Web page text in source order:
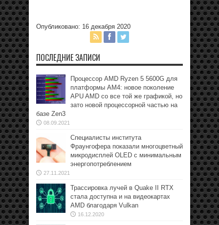
Опубликовано: 16 декабря 2020
ПОСЛЕДНИЕ ЗАПИСИ
Процессор AMD Ryzen 5 5600G для
платформы АМ4: новое поколение
APU AMD со все той же графикой, но
зато новой процессорной частью на
базе Zen3
08.09.2021
Специалисты института
Фраунгофера показали многоцветный
микродисплей OLED с минимальным
энергопотреблением
27.11.2021
Трассировка лучей в Quake II RTX
стала доступна и на видеокартах
AMD благодаря Vulkan
16.12.2020